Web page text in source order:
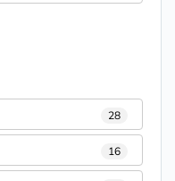
28
16